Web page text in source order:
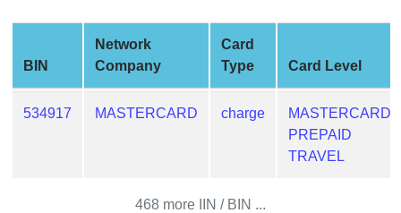
Generator
Random
Credit
BIN
Network
Company
Card
Type
Card Level
534917 MASTERCARD charge
MASTERCARD
PREPAID
TRAVEL
468 more IIN / BIN ...